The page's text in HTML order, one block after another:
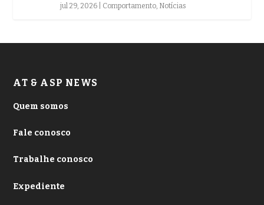
jul 29, 2026 Comportamento Notícias
AT & ASP NEWS
Quem somos
Fale conosco
Trabalhe conosco
Expediente